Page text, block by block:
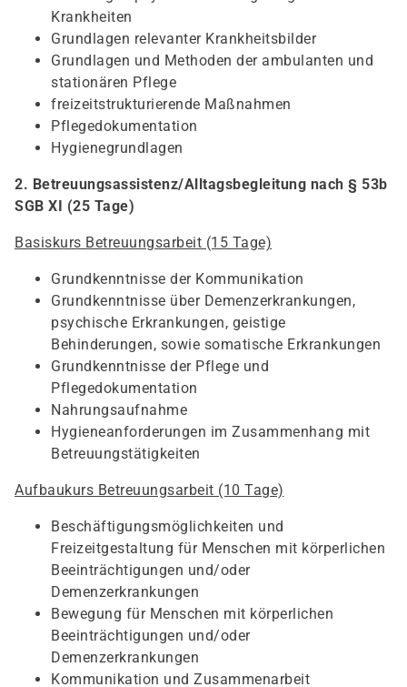
Krankheiten
Grundlagen relevanter Krankheitsbilder
Grundlagen und Methoden der ambulanten und
stationären Pflege
freizeitstrukturierende Maßnahmen
Pflegedokumentation
Hygienegrundlagen
2. Betreuungsassistenz/Alltagsbegleitung nach § 53b
SGB XI (25 Tage)
Basiskurs Betreuungsarbeit (15 Tage)
Grundkenntnisse der Kommunikation
Grundkenntnisse über Demenzerkrankungen,
psychische Erkrankungen, geistige
Behinderungen, sowie somatische Erkrankungen
Grundkenntnisse der Pflege und
Pflegedokumentation
Nahrungsaufnahme
Hygieneanforderungen im Zusammenhang mit
Betreuungstätigkeiten
Aufbaukurs Betreuungsarbeit (10 Tage)
Beschäftigungsmöglichkeiten und
Freizeitgestaltung für Menschen mit körperlichen
Beeinträchtigungen und/oder
Demenzerkrankungen
Bewegung für Menschen mit körperlichen
Beeinträchtigungen und/oder
Demenzerkrankungen
Kommunikation und Zusammenarbeit